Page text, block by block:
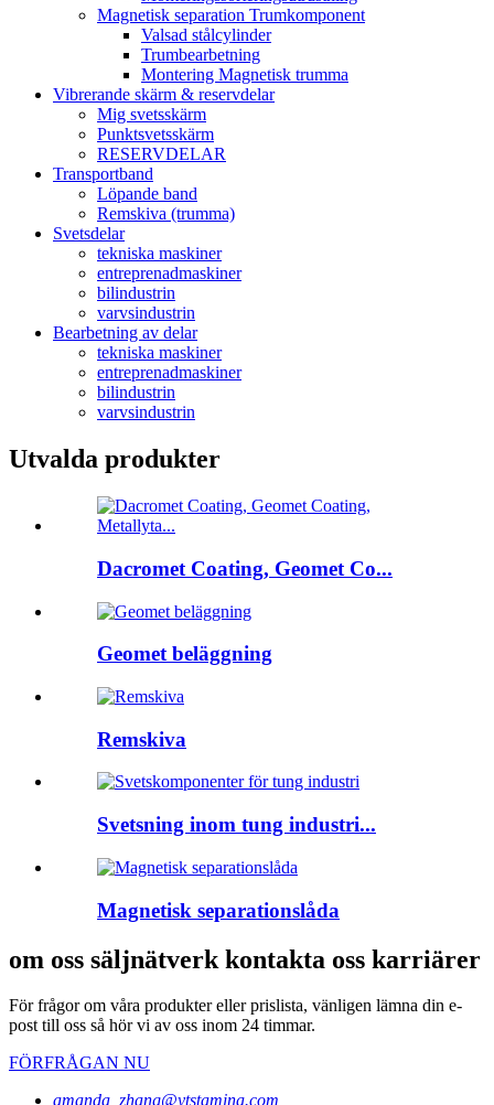
Magnetisk separation Trumkomponent
Valsad stålcylinder
Trumbearbetning
Montering Magnetisk trumma
Vibrerande skärm & reservdelar
Mig svetsskärm
Punktsvetsskärm
RESERVDELAR
Transportband
Löpande band
Remskiva (trumma)
Svetsdelar
tekniska maskiner
entreprenadmaskiner
bilindustrin
varvsindustrin
Bearbetning av delar
tekniska maskiner
entreprenadmaskiner
bilindustrin
varvsindustrin
Utvalda produkter
Dacromet Coating, Geomet Co...
Geomet beläggning
Remskiva
Svetsning inom tung industri...
Magnetisk separationslåda
om oss säljnätverk kontakta oss karriärer
För frågor om våra produkter eller prislista, vänligen lämna din e-
post till oss så hör vi av oss inom 24 timmar.
FÖRFRÅGAN NU
amanda_zhang@ytstamina.com